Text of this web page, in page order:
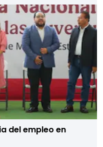
del empleo en